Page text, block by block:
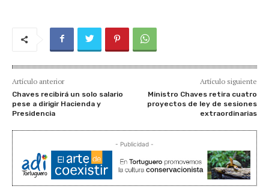
Artículo anterior
Chaves recibirá un solo salario
pese a dirigir Hacienda y
Presidencia
Artículo siguiente
Ministro Chaves retira cuatro
proyectos de ley de sesiones
extraordinarias
- Publicidad -